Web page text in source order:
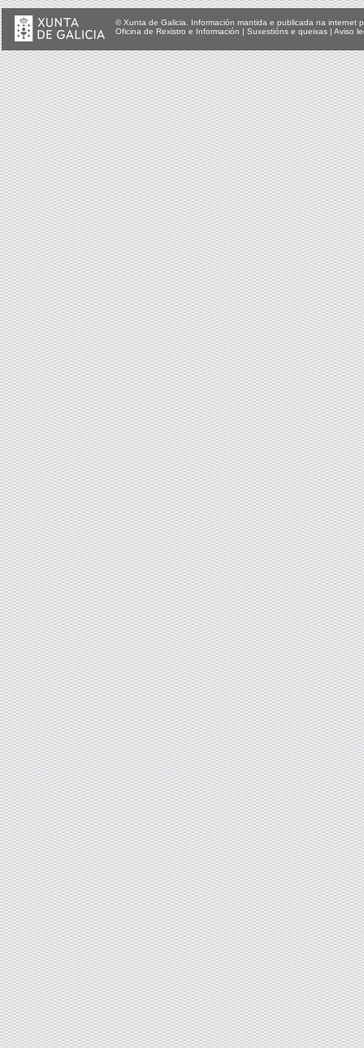
© Xunta de Galicia. Información mantida e publicada na internet
Oficina de Rexistro e Información | Suxestións e queixas | Aviso